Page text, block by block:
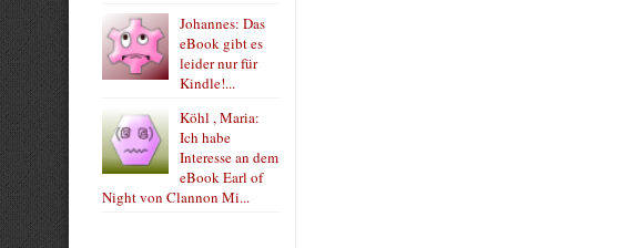
Johannes: Das
eBook gibt es
leider nur für
Kindle!...
Köhl , Maria:
Ich habe
Interesse an dem
eBook Earl of
Night von Clannon Mi...